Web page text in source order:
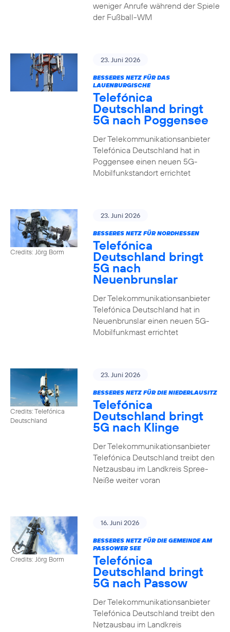
weniger Anrufe während der Spiele
der Fußball-WM
23. Juni 2026
BESSERES NETZ FÜR DAS
LAUENBURGISCHE
Telefónica
Deutschland bringt
5G nach Poggensee
Der Telekommunikationsanbieter
Telefónica Deutschland hat in
Poggensee einen neuen 5G-
Mobilfunkstandort errichtet
Credits: Jörg Borm
23. Juni 2026
BESSERES NETZ FÜR NORDHESSEN
Telefónica
Deutschland bringt
5G nach
Neuenbrunslar
Der Telekommunikationsanbieter
Telefónica Deutschland hat in
Neuenbrunslar einen neuen 5G-
Mobilfunkmast errichtet
Credits: Telefónica
Deutschland
23. Juni 2026
BESSERES NETZ FÜR DIE NIEDERLAUSITZ
Telefónica
Deutschland bringt
5G nach Klinge
Der Telekommunikationsanbieter
Telefónica Deutschland treibt den
Netzausbau im Landkreis Spree-
Neiße weiter voran
Credits: Jörg Borm
16. Juni 2026
BESSERES NETZ FÜR DIE GEMEINDE AM
PASSOWER SEE
Telefónica
Deutschland bringt
5G nach Passow
Der Telekommunikationsanbieter
Telefónica Deutschland treibt den
Netzausbau im Landkreis